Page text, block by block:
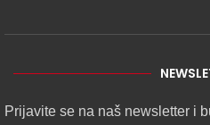
Prijavite se na naš newsletter i